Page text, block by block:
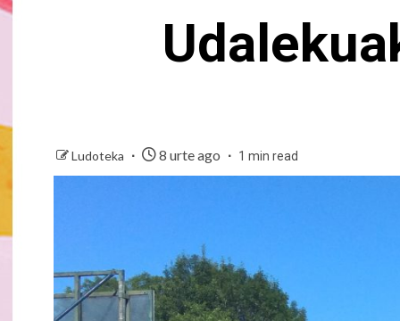
Ludoteka 8 urte ago 1 min read